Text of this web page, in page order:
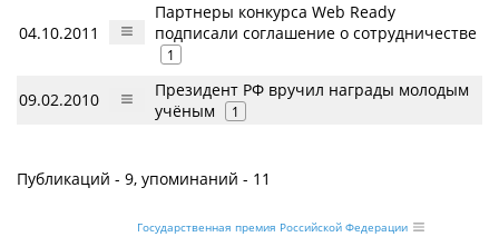
04.10.2011
Партнеры конкурса Web Ready
подписали соглашение о сотрудничестве
1
09.02.2010
Президент РФ вручил награды молодым
учёным
1
Публикаций - 9, упоминаний - 11
Государственная премия Российской Федерации